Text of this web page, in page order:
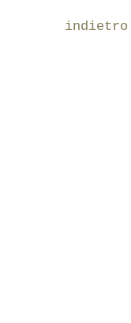
indietro